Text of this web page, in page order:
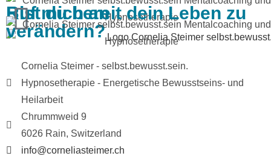
Bist du bereit dein Leben zu
verändern?
Ruf mich an
Cornelia Steimer - selbst.bewusst.sein.
Hypnosetherapie - Energetische Bewusstseins- und
Heilarbeit
Chrummweid 9
6026 Rain, Switzerland
info@corneliasteimer.ch